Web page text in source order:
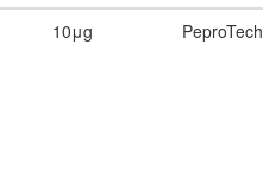
10μg PeproTech